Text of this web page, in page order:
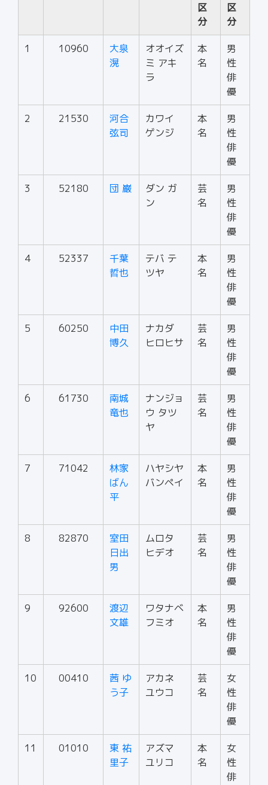
区
分
区
分
1 10960
大泉
滉
オオイズ
ミ アキ
ラ
本
名
男
性
俳
優
2 21530
河合
弦司
カワイ
ゲンジ
本
名
男
性
俳
優
3 52180 団 巌
ダン ガ
ン
芸
名
男
性
俳
優
4 52337
千葉
哲也
テバ テ
ツヤ
本
名
男
性
俳
優
5 60250
中田
博久
ナカダ
ヒロヒサ
芸
名
男
性
俳
優
6 61730
南城
竜也
ナンジョ
ウ タツ
ヤ
芸
名
男
性
俳
優
7 71042
林家
ばん
平
ハヤシヤ
バンペイ
本
名
男
性
俳
優
8 82870
室田
日出
男
ムロタ
ヒデオ
芸
名
男
性
俳
優
9 92600
渡辺
文雄
ワタナベ
フミオ
本
名
男
性
俳
優
10 00410
茜 ゆ
う子
アカネ
ユウコ
芸
名
女
性
俳
優
11 01010
東 祐
里子
アズマ
ユリコ
本
名
女
性
俳